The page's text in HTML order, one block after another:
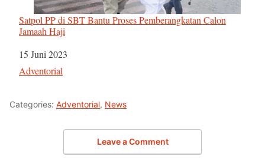
Satpol PP di SBT Bantu Proses Pemberangkatan Calon
Jamaah Haji
Tanggal
15 Juni 2023
Sehubungan dengan
Adventorial
Categories: Adventorial, News
Leave a Comment